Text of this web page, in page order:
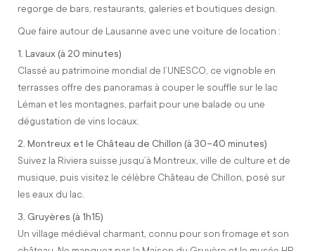
regorge de bars, restaurants, galeries et boutiques design.
Que faire autour de Lausanne avec une voiture de location :
1. Lavaux (à 20 minutes)
Classé au patrimoine mondial de l’UNESCO, ce vignoble en
terrasses offre des panoramas à couper le souffle sur le lac
Léman et les montagnes, parfait pour une balade ou une
dégustation de vins locaux.
2. Montreux et le Château de Chillon (à 30–40 minutes)
Suivez la Riviera suisse jusqu’à Montreux, ville de culture et de
musique, puis visitez le célèbre Château de Chillon, posé sur
les eaux du lac.
3. Gruyères (à 1h15)
Un village médiéval charmant, connu pour son fromage et son